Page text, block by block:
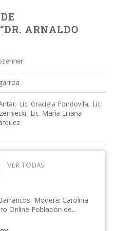
ARNALDO
Lic. Graciela Fondovila, Lic.
Lic. María Liliana
VER TODAS
Carolina
Czerniecki de Lázaro Online Población de...